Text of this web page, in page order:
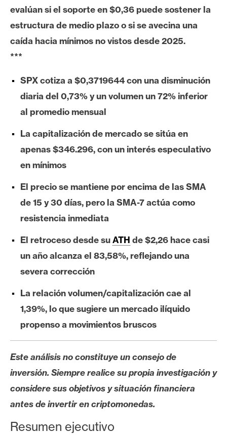
E
e
r
e
u
I
n
á
i
s
s
t
a
s
d
e
P
evalúan si el soporte en $0,36 puede sostener la
estructura de medio plazo o si se avecina una
caída hacia mínimos no vistos desde 2025.
***
SPX cotiza a $0,3719644 con una disminución
diaria del 0,73% y un volumen un 72% inferior
al promedio mensual
La capitalización de mercado se sitúa en
apenas $346.296, con un interés especulativo
en mínimos
El precio se mantiene por encima de las SMA
de 15 y 30 días, pero la SMA-7 actúa como
resistencia inmediata
El retroceso desde suATH de $2,26 hace casi
un año alcanza el 83,58%, reflejando una
severa corrección
La relación volumen/capitalización cae al
1,39%, lo que sugiere un mercado ilíquido
propenso a movimientos bruscos
Este análisis no constituye un consejo de
inversión. Siempre realice su propia investigación y
considere sus objetivos y situación financiera
antes de invertir en criptomonedas.
Resumen ejecutivo